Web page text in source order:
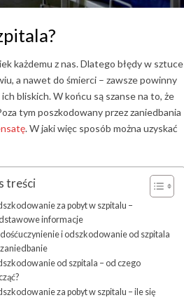
każdemu z nas. Dlatego błędy w sztuce
a nawet do śmierci – zawsze powinny
bliskich. W końcu są szanse na to, że
tym poszkodowany przez zaniedbania
. W jaki więc sposób można uzyskać
treści
za pobyt w szpitalu –
informacje
i odszkodowanie od szpitala
od szpitala – od czego
za pobyt w szpitalu – ile się